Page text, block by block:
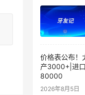
价格表公布！
产3000+|进
80000
2026年8月5日